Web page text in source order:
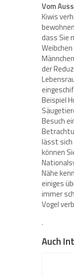
Vom
Kiwis
dass Sie
der
Beispiel
Besuch
lässt
können
Nähe
einiges
immer
Vogel
.
Auch